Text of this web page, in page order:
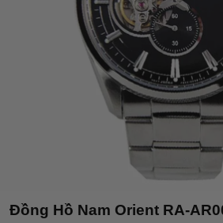
Đồng Hồ Nam Orient RA-